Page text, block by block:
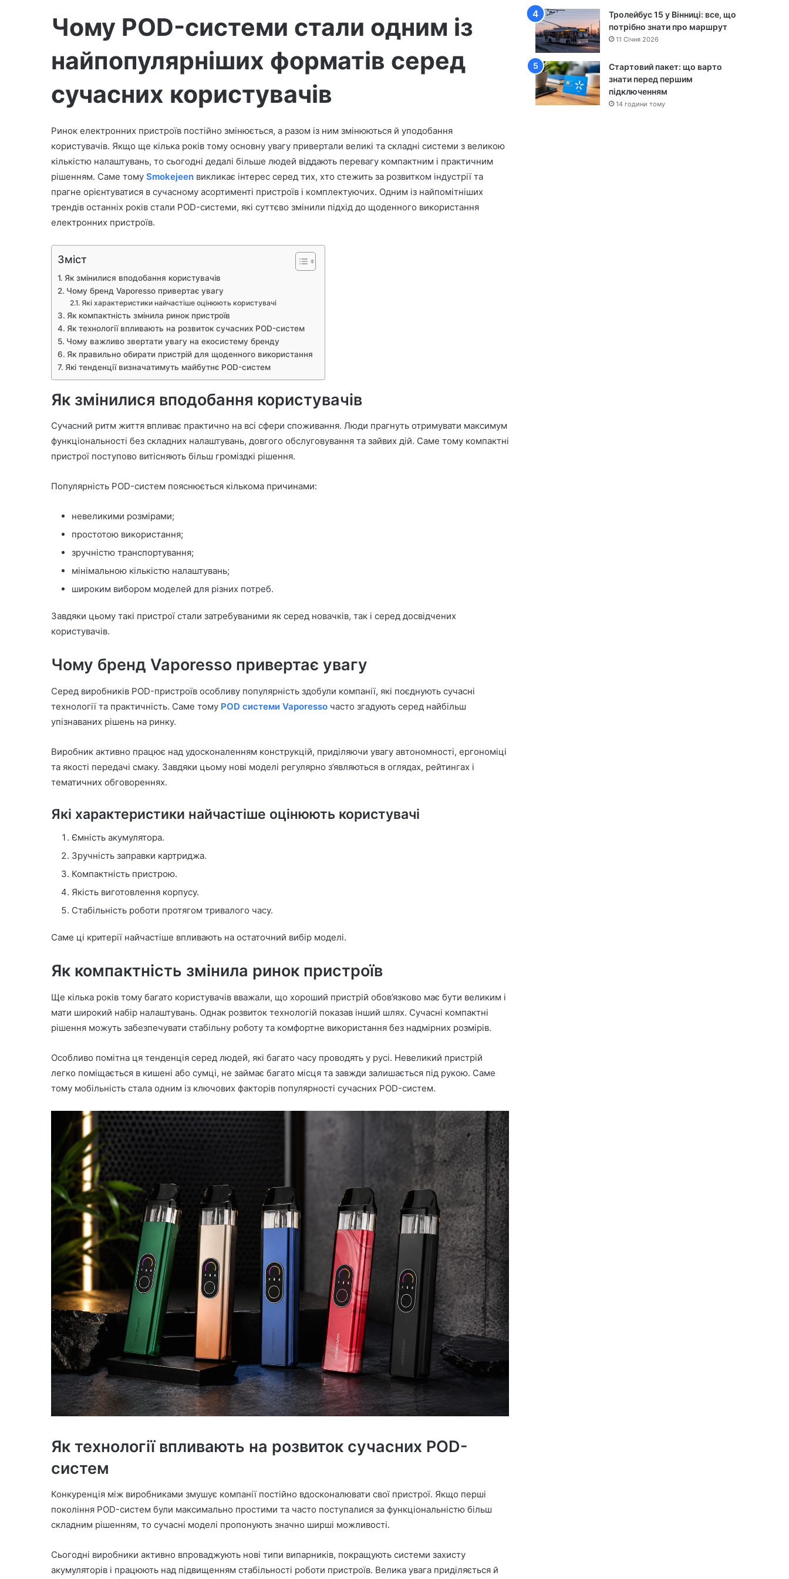
Чому POD-системи стали одним із
найпопулярніших форматів серед
сучасних користувачів
Ринок електронних пристроїв постійно змінюється, а разом із ним змінюються й уподобання
користувачів. Якщо ще кілька років тому основну увагу привертали великі та складні системи з великою
кількістю налаштувань, то сьогодні дедалі більше людей віддають перевагу компактним і практичним
рішенням. Саме тому Smokejeen викликає інтерес серед тих, хто стежить за розвитком індустрії та
прагне орієнтуватися в сучасному асортименті пристроїв і комплектуючих. Одним із найпомітніших
трендів останніх років стали POD-системи, які суттєво змінили підхід до щоденного використання
електронних пристроїв.
Зміст
Як змінилися вподобання користувачів
Чому бренд Vaporesso привертає увагу
Які характеристики найчастіше оцінюють користувачі
Як компактність змінила ринок пристроїв
Як технології впливають на розвиток сучасних POD-систем
Чому важливо звертати увагу на екосистему бренду
Як правильно обирати пристрій для щоденного використання
Які тенденції визначатимуть майбутнє POD-систем
Як змінилися вподобання користувачів
Сучасний ритм життя впливає практично на всі сфери споживання. Люди прагнуть отримувати максимум
функціональності без складних налаштувань, довгого обслуговування та зайвих дій. Саме тому компактні
пристрої поступово витісняють більш громіздкі рішення.
Популярність POD-систем пояснюється кількома причинами:
невеликими розмірами;
простотою використання;
зручністю транспортування;
мінімальною кількістю налаштувань;
широким вибором моделей для різних потреб.
Завдяки цьому такі пристрої стали затребуваними як серед новачків, так і серед досвідчених
користувачів.
Чому бренд Vaporesso привертає увагу
Серед виробників POD-пристроїв особливу популярність здобули компанії, які поєднують сучасні
технології та практичність. Саме тому POD системи Vaporesso часто згадують серед найбільш
упізнаваних рішень на ринку.
Виробник активно працює над удосконаленням конструкцій, приділяючи увагу автономності, ергономіці
та якості передачі смаку. Завдяки цьому нові моделі регулярно з’являються в оглядах, рейтингах і
тематичних обговореннях.
Які характеристики найчастіше оцінюють користувачі
Ємність акумулятора.
Зручність заправки картриджа.
Компактність пристрою.
Якість виготовлення корпусу.
Стабільність роботи протягом тривалого часу.
Саме ці критерії найчастіше впливають на остаточний вибір моделі.
Як компактність змінила ринок пристроїв
Ще кілька років тому багато користувачів вважали, що хороший пристрій обов’язково має бути великим і
мати широкий набір налаштувань. Однак розвиток технологій показав інший шлях. Сучасні компактні
рішення можуть забезпечувати стабільну роботу та комфортне використання без надмірних розмірів.
Особливо помітна ця тенденція серед людей, які багато часу проводять у русі. Невеликий пристрій
легко поміщається в кишені або сумці, не займає багато місця та завжди залишається під рукою. Саме
тому мобільність стала одним із ключових факторів популярності сучасних POD-систем.
Як технології впливають на розвиток сучасних POD-
систем
Конкуренція між виробниками змушує компанії постійно вдосконалювати свої пристрої. Якщо перші
покоління POD-систем були максимально простими та часто поступалися за функціональністю більш
складним рішенням, то сучасні моделі пропонують значно ширші можливості.
Сьогодні виробники активно впроваджують нові типи випарників, покращують системи захисту
акумуляторів і працюють над підвищенням стабільності роботи пристроїв. Велика увага приділяється й
Тролейбус 15 у Вінниці: все, що
потрібно знати про маршрут
11 Січня 2026
Стартовий пакет: що варто
знати перед першим
підключенням
14 години тому